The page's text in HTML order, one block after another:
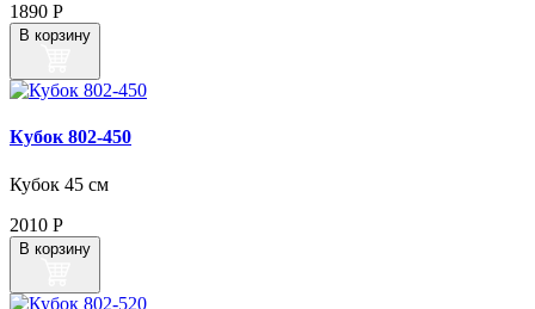
1890 Р
В корзину
Кубок 802‑450
Кубок 45 см
2010 Р
В корзину